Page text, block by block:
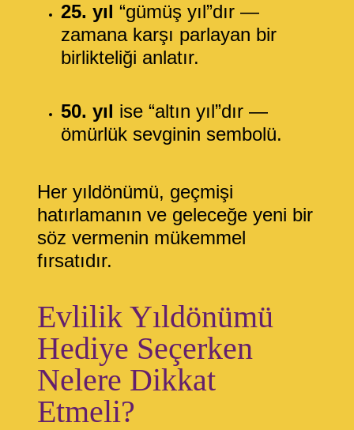
25. yıl “gümüş yıl”dır —
zamana karşı parlayan bir
birlikteliği anlatır.
50. yıl ise “altın yıl”dır —
ömürlük sevginin sembolü.
Her yıldönümü, geçmişi
hatırlamanın ve geleceğe yeni bir
söz vermenin mükemmel
fırsatıdır.
Evlilik Yıldönümü
Hediye Seçerken
Nelere Dikkat
Etmeli?